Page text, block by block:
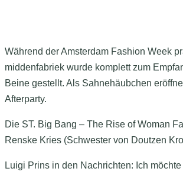
Während der Amsterdam Fashion Week
middenfabriek wurde komplett zum
Beine gestellt. Als Sahnehäubchen
Afterparty.
Die ST. Big Bang – The Rise of Woman
Renske Kries (Schwester von Doutzen
Luigi Prins in den Nachrichten: Ich